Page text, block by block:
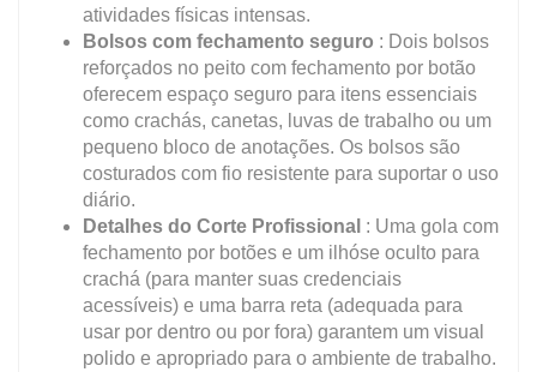
atividades físicas intensas.
Bolsos com fechamento seguro : Dois bolsos
reforçados no peito com fechamento por botão
oferecem espaço seguro para itens essenciais
como crachás, canetas, luvas de trabalho ou um
pequeno bloco de anotações. Os bolsos são
costurados com fio resistente para suportar o uso
diário.
Detalhes do Corte Profissional : Uma gola com
fechamento por botões e um ilhóse oculto para
crachá (para manter suas credenciais
acessíveis) e uma barra reta (adequada para
usar por dentro ou por fora) garantem um visual
polido e apropriado para o ambiente de trabalho.